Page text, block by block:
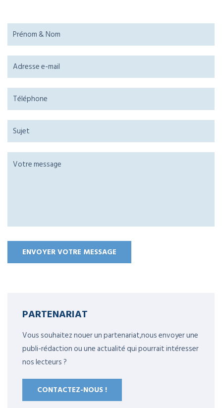
PARTENARIAT
Vous souhaitez nouer un partenariat,nous envoyer une
publi-rédaction ou une actualité qui pourrait intéresser
nos lecteurs ?
CONTACTEZ-NOUS !